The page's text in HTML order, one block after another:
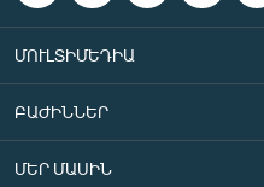
ՄՈՒԼՏԻՄԵԴԻԱ
ԲԱԺԻՆՆԵՐ
ՄԵՐ ՄԱՍԻՆ